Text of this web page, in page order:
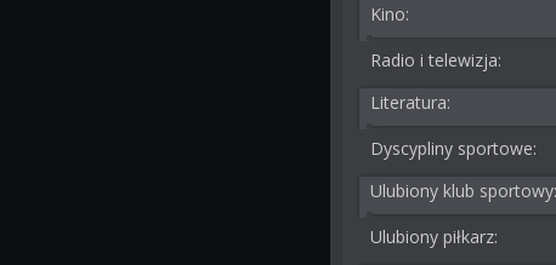
Kino:
Radio i telewizja:
Literatura:
Dyscypliny sportowe:
Ulubiony klub sportowy:
Ulubiony piłkarz: